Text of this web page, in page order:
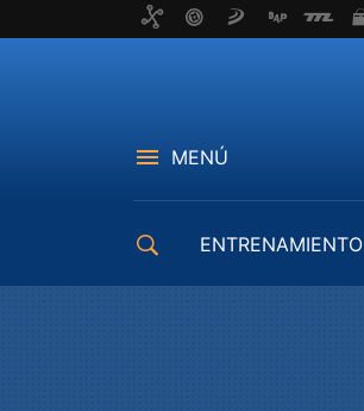
MENÚ
ENTRENAMIENTO